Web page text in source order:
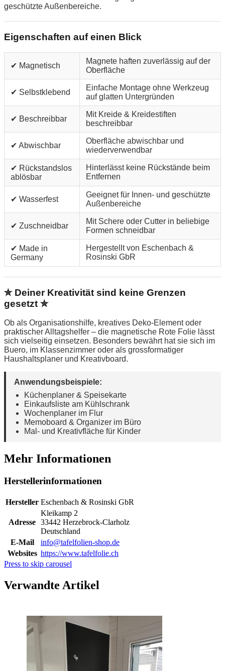
geschützte Außenbereiche.
Eigenschaften auf einen Blick
✔ Magnetisch
Magnete haften zuverlässig auf der
Oberfläche
✔ Selbstklebend
Einfache Montage ohne Werkzeug
auf glatten Untergründen
✔ Beschreibbar
Mit Kreide & Kreidestiften
beschreibbar
✔ Abwischbar
Oberfläche abwischbar und
wiederverwendbar
✔ Rückstandslos
ablösbar
Hinterlässt keine Rückstände beim
Entfernen
✔ Wasserfest
Geeignet für Innen- und geschützte
Außenbereiche
✔ Zuschneidbar
Mit Schere oder Cutter in beliebige
Formen schneidbar
✔ Made in
Germany
Hergestellt von Eschenbach &
Rosinski GbR
✮ Deiner Kreativität sind keine Grenzen
gesetzt ✮
Ob als Organisationshilfe, kreatives Deko-Element oder
praktischer Alltagshelfer – die magnetische Rote Folie lässt
sich vielseitig einsetzen. Besonders bewährt hat sie sich im
Buero, im Klassenzimmer oder als grossformatiger
Haushaltsplaner und Kreativboard.
Anwendungsbeispiele:
Küchenplaner & Speisekarte
Einkaufsliste am Kühlschrank
Wochenplaner im Flur
Memoboard & Organizer im Büro
Mal- und Kreativfläche für Kinder
Mehr Informationen
Herstellerinformationen
Hersteller Eschenbach & Rosinski GbR
Adresse
Kleikamp 2
33442 Herzebrock-Clarholz
Deutschland
E-Mail
info@tafelfolien-shop.de
Websites https://www.tafelfolie.ch
Press to skip carousel
Verwandte Artikel